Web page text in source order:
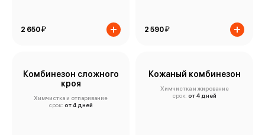
2 650й 2 590й
Комбинезон сложного
кроя
Химчистка и отпаривание
срок: от 4 дней
Кожаный комбинезон
Химчистка и жирование
срок: от 4 дней